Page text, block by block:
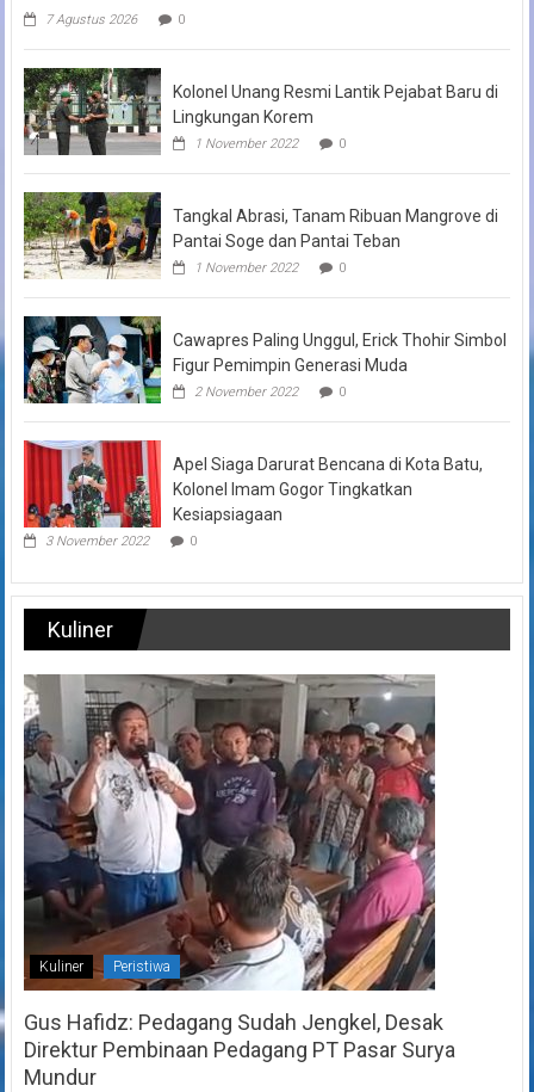
7 Agustus 2026 0
Kolonel Unang Resmi Lantik Pejabat Baru di
Lingkungan Korem
1 November 2022 0
Tangkal Abrasi, Tanam Ribuan Mangrove di
Pantai Soge dan Pantai Teban
1 November 2022 0
Cawapres Paling Unggul, Erick Thohir Simbol
Figur Pemimpin Generasi Muda
2 November 2022 0
Apel Siaga Darurat Bencana di Kota Batu,
Kolonel Imam Gogor Tingkatkan
Kesiapsiagaan
3 November 2022 0
Kuliner
Kuliner Peristiwa
Gus Hafidz: Pedagang Sudah Jengkel, Desak
Direktur Pembinaan Pedagang PT Pasar Surya
Mundur